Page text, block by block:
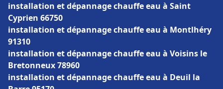
installation et dépannage chauffe eau à Saint
Cyprien 66750
installation et dépannage chauffe eau à Montlhéry
91310
installation et dépannage chauffe eau à Voisins le
Bretonneux 78960
installation et dépannage chauffe eau à Deuil la